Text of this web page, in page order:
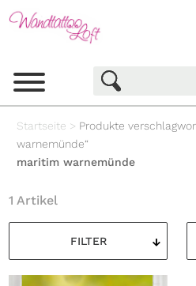
Startseite > Produkte
warnemünde“
maritim warnemünde
FILTER
1 Artikel